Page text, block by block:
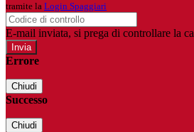
tramite la Login Spaggiari
E-mail inviata, si prega di controllare la
Errore
Chiudi
Successo
Chiudi